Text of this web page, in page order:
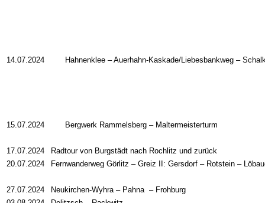
14.07.2024 Hahnenklee –Auerhahn-Kaskade/Liebesbankweg –
15.07.2024 Bergwerk Rammelsberg –Maltermeisterturm
17.07.2024
Radtour von Burgstädt nach Rochlitz und zurück
20.07.2024
Fernwanderweg Görlitz –Greiz II: Gersdorf –Rotstein –
27.07.2024 Neukirchen-Wyhra –Pahna –Frohburg